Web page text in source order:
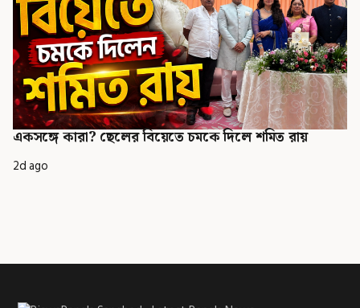
একসঙ্গে কারা? ছেলের বিয়েতে চমকে দিলে শমিত রায়
2d ago